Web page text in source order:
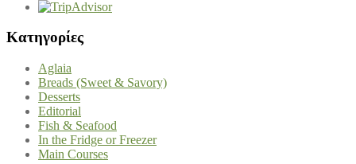
Kατηγορίες
Aglaia
Breads (Sweet & Savory)
Desserts
Editorial
Fish & Seafood
In the Fridge or Freezer
Main Courses